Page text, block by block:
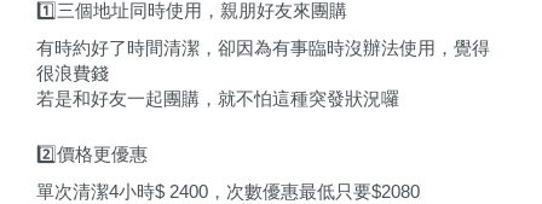
1️⃣三個地址同時使用，親朋好友來團購
有時約好了時間清潔，卻因為有事臨時沒辦法使用，覺得
很浪費錢
若是和好友一起團購，就不怕這種突發狀況囉
2️⃣價格更優惠
單次清潔4小時$ 2400，次數優惠最低只要$2080